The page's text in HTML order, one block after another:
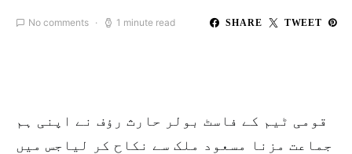
No comments 1 minute read SHARE TWEET
قومی ٹیم کے فاسٹ بولر حارث رؤف نے اپنی ہم
جماعت مزنا مسعود ملک سے نکاح کر لیاجس میں